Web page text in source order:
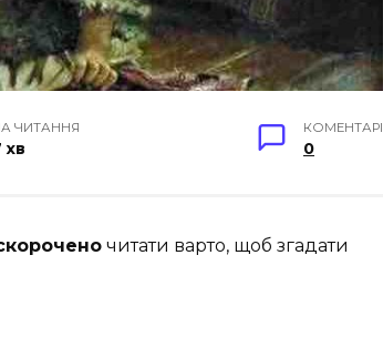
ЧИТАННЯ
хв
КОМЕНТАРІ
0
читати варто, щоб згадати